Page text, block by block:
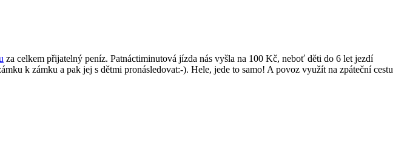
za celkem přijatelný peníz. Patnáctiminutová jízda nás vyšla na 100 Kč, neboť děti do 6 let jezdí
k zámku a pak jej s dětmi pronásledovat:-). Hele, jede to samo! A povoz využít na zpáteční cestu